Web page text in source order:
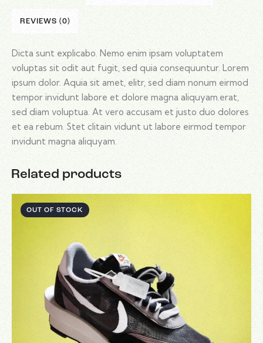
REVIEWS (0)
Dicta sunt explicabo. Nemo enim ipsam voluptatem
voluptas sit odit aut fugit, sed quia consequuntur. Lorem
ipsum dolor. Aquia sit amet, elitr, sed diam nonum eirmod
tempor invidunt labore et dolore magna aliquyam.erat,
sed diam voluptua. At vero accusam et justo duo dolores
et ea rebum. Stet clitain vidunt ut labore eirmod tempor
invidunt magna aliquyam.
Related products
OUT OF STOCK